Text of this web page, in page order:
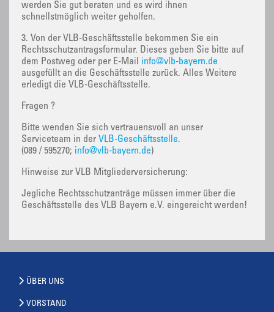
werden Sie gut beraten und es wird ihnen
schnellstmöglich weiter geholfen.
3. Von der VLB-Geschäftsstelle bekommen Sie ein
Rechtsschutzantragsformular. Dieses geben Sie bitte auf
dem Postweg oder per E-Mail info@vlb-bayern.de
ausgefüllt an die Geschäftsstelle zurück. Alles Weitere
erledigt die VLB-Geschäftsstelle.
Fragen ?
Bitte wenden Sie sich vertrauensvoll an unser
Serviceteam in der VLB-Geschäftsstelle.
(089 / 595270; info@vlb-bayern.de)
Hinweise zur VLB Mitgliederversicherung:
Jegliche Rechtsschutzanträge müssen immer über die
Geschäftsstelle des VLB Bayern e.V. eingereicht werden!
ÜBER UNS
VORSTAND